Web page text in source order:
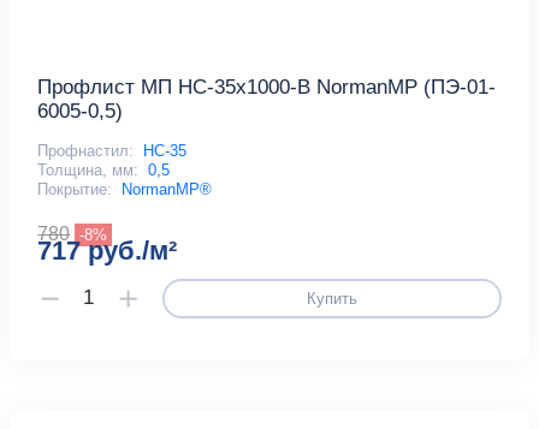
Профлист МП НС-35x1000-B NormanMP (ПЭ-01-
6005-0,5)
Профнастил:
НС-35
Толщина, мм: 0,5
Покрытие:
NormanMP®
780 -8%
717 руб./м²
Купить